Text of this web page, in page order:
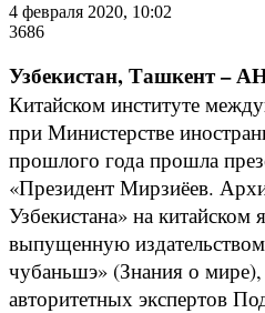
4 февраля 2020, 10:02
3686
Узбекистан, Ташкент –
Китайском институте
при Министерстве
прошлого года прошла
«Президент Мирзиёев.
Узбекистана» на китайском
выпущенную
чубаньшэ» (Знания о
авторитетных экспертов